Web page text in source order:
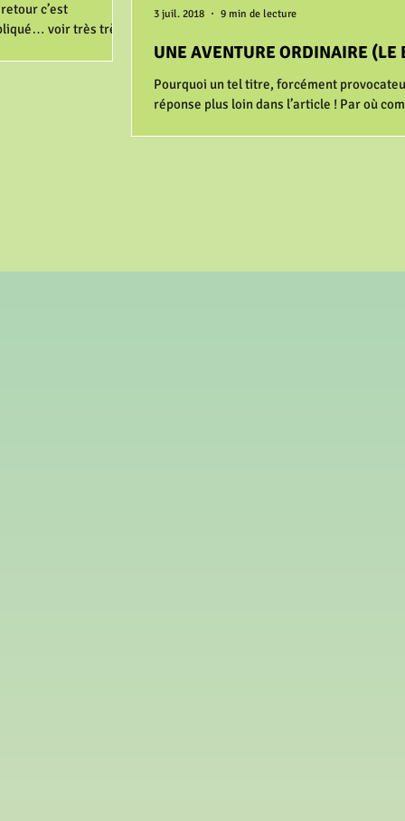
c’est
voir très très
UNE AVENTURE ORDINAIRE (LE
Pourquoi un tel titre, forcément
réponse plus loin dans l’article ! Par où
3 juil. 2018 9 min de lecture